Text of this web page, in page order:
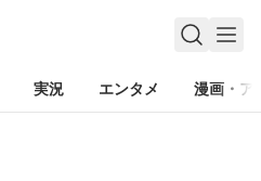
実況 エンタメ 漫画・ア